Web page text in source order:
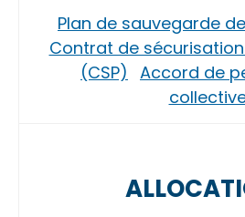
Plan de sauvegarde de
Contrat de
(CSP) Accord de